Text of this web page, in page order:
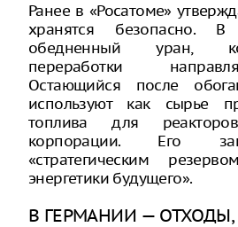
Ранее в «Росатоме»
хранятся безопасно.
обедненный уран,
переработки
Остающийся после
используют как сырье
топлива для
корпорации. Его
«стратегическим
энергетики будущего».
В ГЕРМАНИИ —